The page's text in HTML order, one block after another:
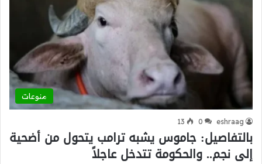
منوعات
eshraag
0
13
بالتفاصيل: جاموس يشبه ترامب يتحول من أضحية
إلى نجم.. والحكومة تتدخل عاجلاً